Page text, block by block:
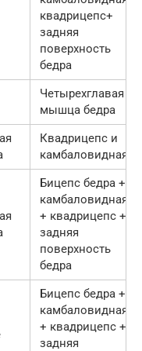
квадрицепс+
задняя
поверхность
бедра
Четырехглавая
мышца бедра
Квадрицепс и
камбаловидная
Бицепс бедра +
камбаловидная
+ квадрицепс +
задняя
поверхность
бедра
Бицепс бедра +
камбаловидная
+ квадрицепс +
задняя